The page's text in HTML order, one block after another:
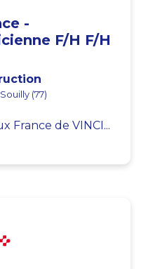
-
F/H F/H
(77)
France de VINCI...